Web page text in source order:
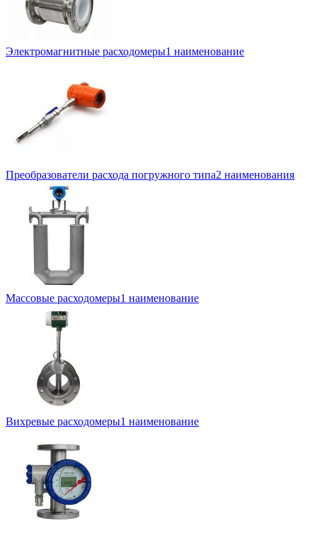
Электромагнитные расходомеры1 наименование
Преобразователи расхода погружного типа2 наименования
Массовые расходомеры1 наименование
Вихревые расходомеры1 наименование